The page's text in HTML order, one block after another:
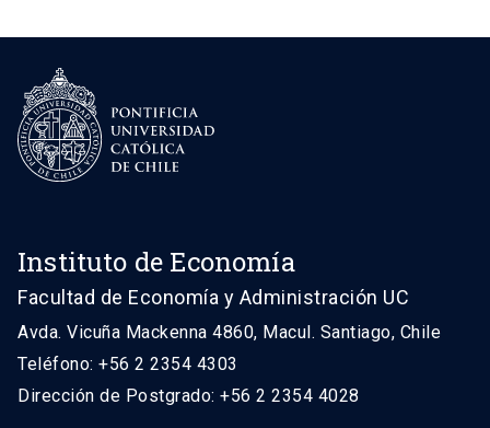
Instituto de Economía
Facultad de Economía y Administración UC
Avda. Vicuña Mackenna 4860, Macul. Santiago, Chile
Teléfono: +56 2 2354 4303
Dirección de Postgrado: +56 2 2354 4028